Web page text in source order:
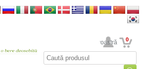
Contul dumneavoastră 0